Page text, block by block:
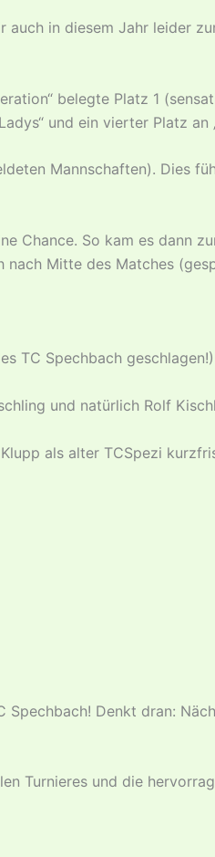
in diesem Jahr leider
belegte Platz 1
und ein vierter Platz an
Mannschaften). Dies
Chance. So kam es dann
nach Mitte des Matches
TC Spechbach
und natürlich Rolf
als alter TC­Spezi
Denkt dran:
Turnieres und die